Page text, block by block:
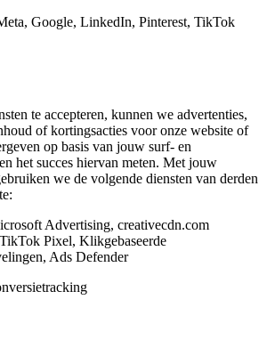
Google, LinkedIn, Pinterest, TikTok
te accepteren, kunnen we advertenties,
of kortingsacties voor onze website of
op basis van jouw surf- en
het succes hiervan meten. Met jouw
we de volgende diensten van derden
Advertising, creativecdn.com
Pixel, Klikgebaseerde
Ads Defender